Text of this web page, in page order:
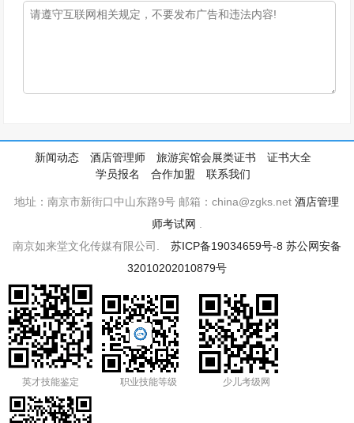
新闻动态 酒店管理师 旅游宾馆会展类证书
证书大全
学员报名
合作加盟 联系我们
地址：南京市新街口中山东路9号 邮箱：china@zgks.net酒店管理
师考试网
南京如来堂文化传媒有限公司. 苏ICP备19034659号-8 苏公网安备
32010202010879号
英才技能鉴定 职业技能等级 少儿考级网